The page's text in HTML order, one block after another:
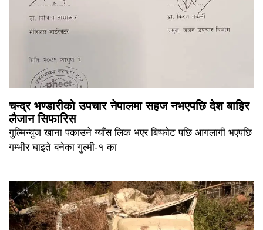
चन्द्र भण्डारीको उपचार नेपालमा सहज नभएपछि देश बाहिर
लैजान सिफारिस
गुल्मिन्युज खाना पकाउने ग्याँस लिक भएर बिष्फोट पछि आगलागी भएपछि
गम्भीर घाइते बनेका गुल्मी-१ का